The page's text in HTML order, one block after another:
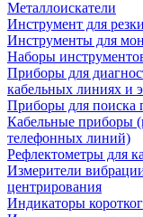
Металлоискатели
Инструмент для
Инструменты для
Наборы
Приборы для
кабельных линиях и
Приборы для поиска
Кабельные приборы
телефонных линий)
Рефлектометры для
Измерители
центрирования
Индикаторы